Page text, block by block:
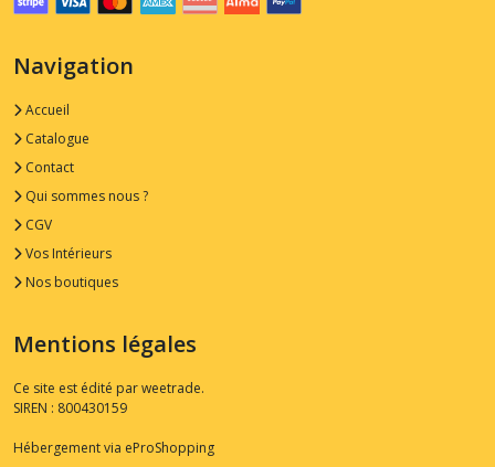
Navigation
Accueil
Catalogue
Contact
Qui sommes nous ?
CGV
Vos Intérieurs
Nos boutiques
Mentions légales
Ce site est édité par weetrade.
SIREN : 800430159
Hébergement via eProShopping